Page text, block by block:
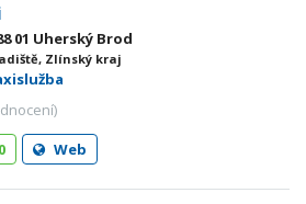
01 Uherský Brod
Zlínský kraj
Web